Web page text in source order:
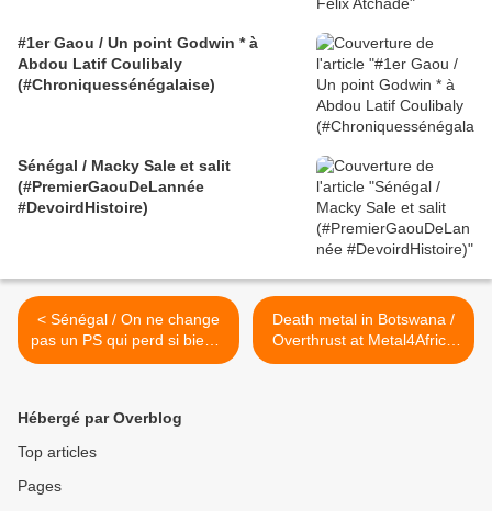
#1er Gaou / Un point Godwin * à
Abdou Latif Coulibaly
(#Chroniquessénégalaise)
Sénégal / Macky Sale et salit
(#PremierGaouDeLannée
#DevoirdHistoire)
< Sénégal / On ne change
pas un PS qui perd si bien...
Aissata Tall Sall parle
Death metal in Botswana /
Overthrust at Metal4Africa
Summerfest 2013 >
Hébergé par Overblog
Top articles
Pages